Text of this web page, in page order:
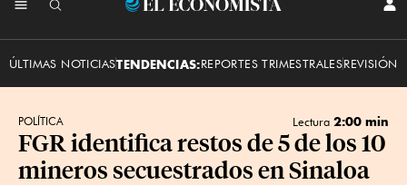
El
ÚLTIMAS NOTICIASTENDENCIAS:REPORTES TRIMESTRALESREVISIÓN
POLÍTICA Lectura 2:00 min
FGR identifica restos de 5 de los 10
mineros secuestrados en Sinaloa